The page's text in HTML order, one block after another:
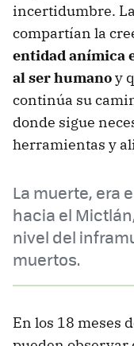
incertidumbre.
compartían la
entidad anímica
al ser humanoy
continúa su
donde sigue
herramientas y
La muerte, era
hacia el
nivel del
muertos.
En los 18 meses